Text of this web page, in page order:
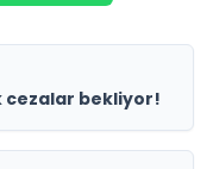
cezalar bekliyor!